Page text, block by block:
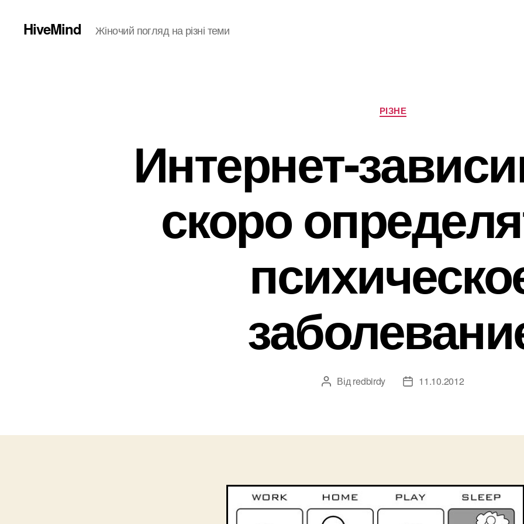
HiveMind Жіночий погляд на різні теми
Категорії
РІЗНЕ
Интернет-
скоро
Автор
Від redbirdy
Дата11.10.2012